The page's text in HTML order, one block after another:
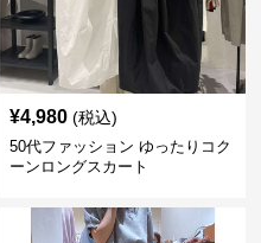
¥4,980 (税込)
50代ファッション ゆったりコク
ーンロングスカート